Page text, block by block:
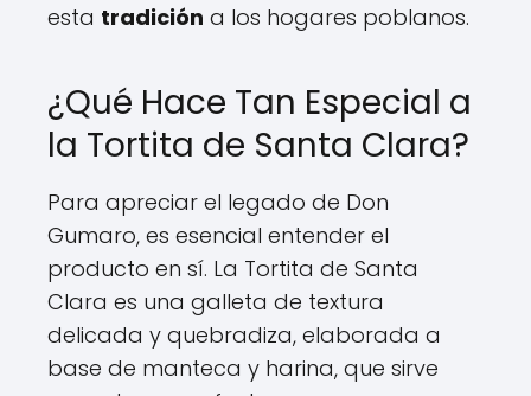
esta tradición a los hogares poblanos.
¿Qué Hace Tan Especial a
la Tortita de Santa Clara?
Para apreciar el legado de Don
Gumaro, es esencial entender el
producto en sí. La Tortita de Santa
Clara es una galleta de textura
delicada y quebradiza, elaborada a
base de manteca y harina, que sirve